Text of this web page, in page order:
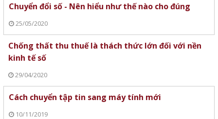
Chuyển đổi số - Nên hiểu như thế nào cho đúng
25/05/2020
Chống thất thu thuế là thách thức lớn đối với nền
kinh tế số
29/04/2020
Cách chuyển tập tin sang máy tính mới
10/11/2019